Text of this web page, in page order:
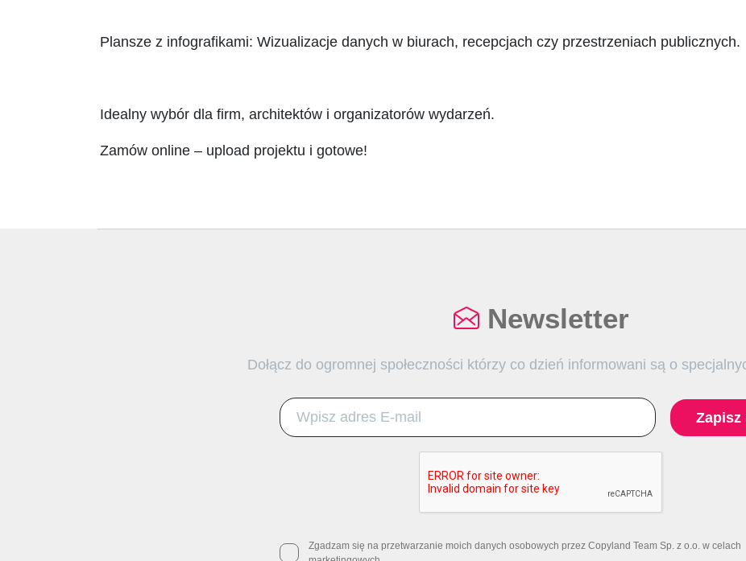
Plansze z infografikami: Wizualizacje danych w biurach, recepcjach czy przestrzeniach publicznych.
Idealny wybór dla firm, architektów i organizatorów wydarzeń.
Zamów online – upload projektu i gotowe!
Newsletter
Dołącz do ogromnej społeczności którzy co dzień informowani są o
Zapisz
Zgadzam się na przetwarzanie moich danych osobowych przez Copyland Team Sp. z o.o. w celach